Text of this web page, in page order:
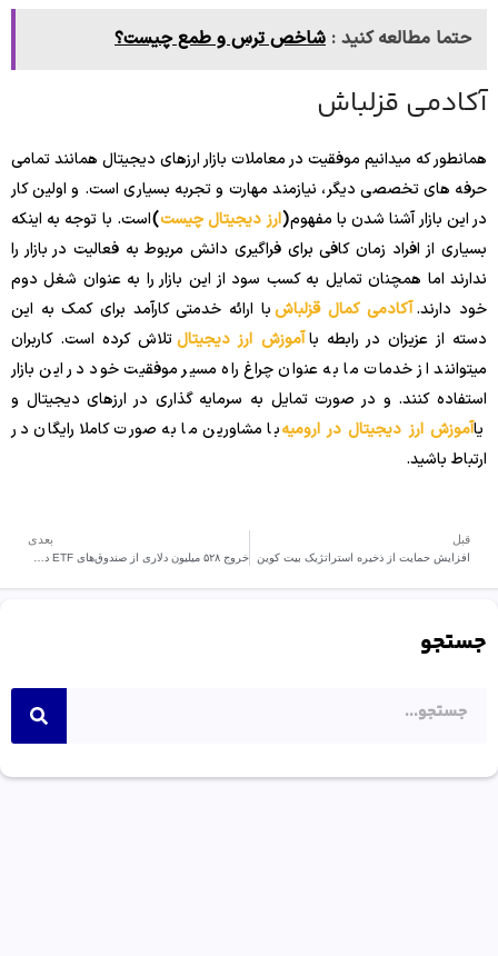
حتما مطالعه کنید : شاخص ترس و طمع چیست؟
آکادمی قزلباش
همانطور که میدانیم موفقیت در معاملات بازار ارزهای دیجیتال همانند تمامی
حرفه های تخصصی دیگر، نیازمند مهارت و تجربه بسیاری است. و اولین کار
در این بازار آشنا شدن با مفهوم(ارز دیجیتال چیست)است. با توجه به اینکه
بسیاری از افراد زمان کافی برای فراگیری دانش مربوط به فعالیت در بازار را
ندارند اما همچنان تمایل به کسب سود از این بازار را به عنوان شغل دوم
خود دارند.آکادمی کمال قزلباشبا ارائه خدمتی کارآمد برای کمک به این
دسته از عزیزان در رابطه باآموزش ارز دیجیتالتلاش کرده است. کاربران
میتوانند از خدمات ما به عنوان چراغ راه مسیر موفقیت خود در این بازار
استفاده کنند. و در صورت تمایل به سرمایه گذاری در ارزهای دیجیتال و
یاآموزش ارز دیجیتال در ارومیهبا مشاورین ما به صورت کاملا رایگان در
ارتباط باشید.
قبل
افزایش حمایت از ذخیره استراتژیک بیت کوین
بعدی
خروج ۵۲۸ میلیون دلاری از صندوق‌های ETF در هفته.
جستجو